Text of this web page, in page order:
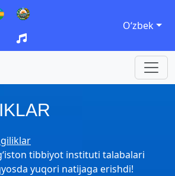
Oʻzbek
tibbiyot instituti talabalari
yuqori natijaga erishdi!